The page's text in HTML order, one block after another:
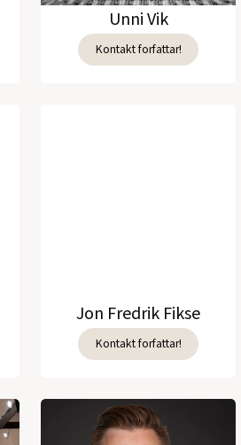
Unni Vik
Kontakt forfattar!
Jon Fredrik Fikse
Kontakt forfattar!